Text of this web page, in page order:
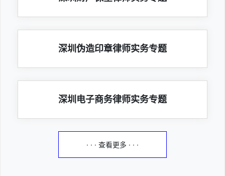
深圳伪造印章律师实务专题
深圳电子商务律师实务专题
· · · 查看更多 · · ·